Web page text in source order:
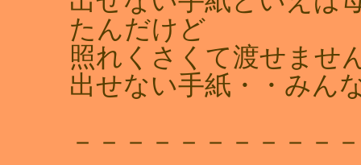
たんだけど
照れくさくて渡せませ
出せない手紙・・みん
－－－－－－－－－－